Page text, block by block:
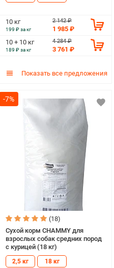
10 кг
199 ₽ за кг
2 142 ₽
1 985 ₽
10 + 10 кг
189 ₽ за кг
4 284 ₽
3 761 ₽
Показать все предложения
-7%
(18)
Сухой корм CHAMMY для
взрослых собак средних пород
с курицей (18 кг)
2,5 кг 18 кг